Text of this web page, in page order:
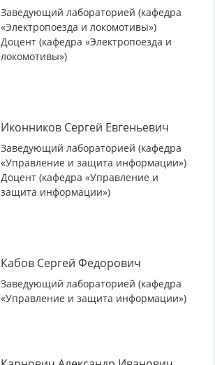
Заведующий лабораторией (кафедра
«Электропоезда и локомотивы»)
Доцент (кафедра «Электропоезда и
локомотивы»)
Иконников Сергей Евгеньевич
Заведующий лабораторией (кафедра
«Управление и защита информации»)
Доцент (кафедра «Управление и
защита информации»)
Кабов Сергей Федорович
Заведующий лабораторией (кафедра
«Управление и защита информации»)